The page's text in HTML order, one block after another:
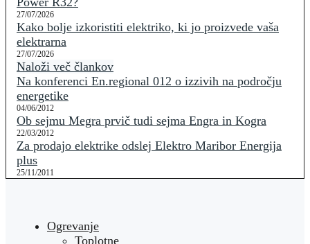
27/07/2026
Kako bolje izkoristiti elektriko, ki jo proizvede vaša
elektrarna
27/07/2026
Naloži več člankov
Na konferenci En.regional 012 o izzivih na področju
energetike
04/06/2012
Ob sejmu Megra prvič tudi sejma Engra in Kogra
22/03/2012
Za prodajo elektrike odslej Elektro Maribor Energija
plus
25/11/2011
Ogrevanje
Toplotne